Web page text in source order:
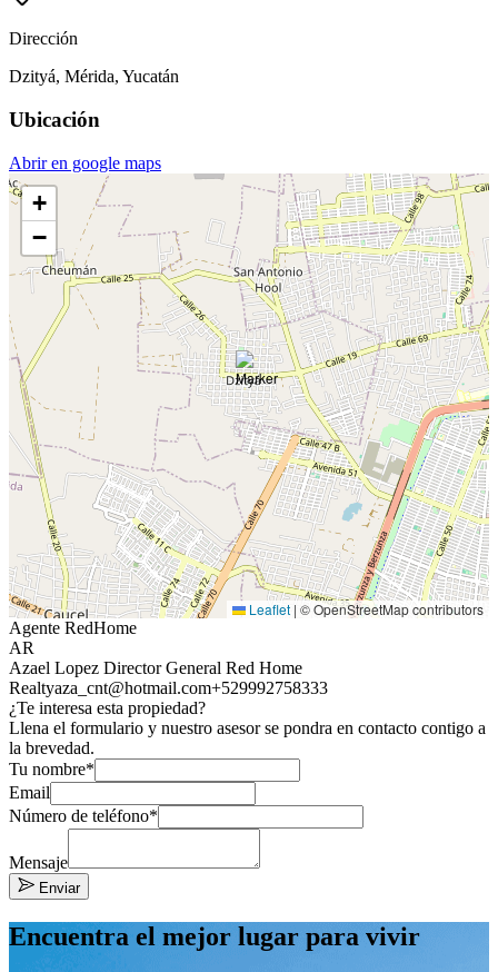
Dirección
Dzityá, Mérida, Yucatán
Ubicación
Abrir en google maps
+
−
Leaflet | © OpenStreetMap contributors
Agente RedHome
AR
Azael Lopez Director General Red Home
Realtyaza_cnt@hotmail.com+529992758333
¿Te interesa esta propiedad?
Llena el formulario y nuestro asesor se pondra en contacto contigo a
la brevedad.
Tu nombre*
Email
Número de teléfono*
Mensaje
Enviar
Encuentra el mejor lugar para vivir